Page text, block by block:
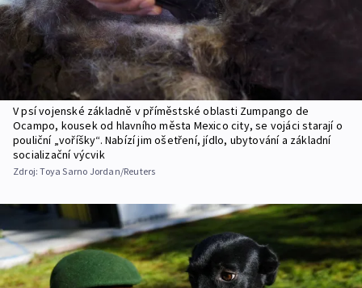
V psí vojenské základně v příměstské oblasti Zumpango de
Ocampo, kousek od hlavního města Mexico city, se vojáci starají o
pouliční „voříšky“. Nabízí jim ošetření, jídlo, ubytování a základní
socializační výcvik
Zdroj:Toya Sarno Jordan/Reuters